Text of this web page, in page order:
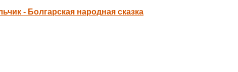
- Болгарская народная сказка